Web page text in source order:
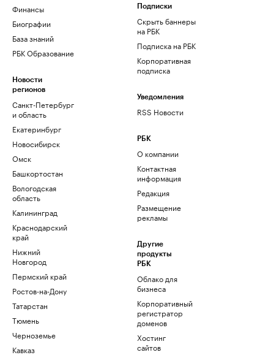
Финансы
Биографии
База знаний
РБК Образование
Новости
регионов
Санкт-Петербург
и область
Екатеринбург
Новосибирск
Омск
Башкортостан
Вологодская
область
Калининград
Краснодарский
край
Нижний
Новгород
Пермский край
Ростов-на-Дону
Татарстан
Тюмень
Черноземье
Кавказ
Подписки
Скрыть баннеры
на РБК
Подписка на РБК
Корпоративная
подписка
Уведомления
RSS Новости
РБК
О компании
Контактная
информация
Редакция
Размещение
рекламы
Другие
продукты
РБК
Облако для
бизнеса
Корпоративный
регистратор
доменов
Хостинг
сайтов